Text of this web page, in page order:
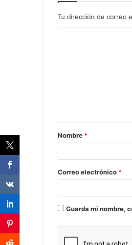
Tu dirección de correo
Nombre *
Correo electrónico *
Guarda mi nombre,